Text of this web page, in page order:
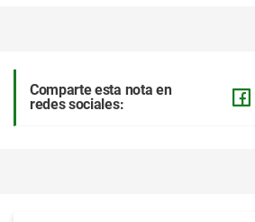
Comparte esta nota en
redes sociales: